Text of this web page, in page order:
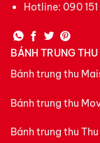
Hotline: 090
BÁNH TRUNG THU
Bánh trung thu
Bánh trung thu
Bánh trung thu